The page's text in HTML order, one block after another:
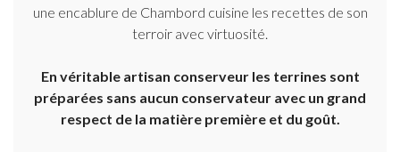
une encablure de Chambord cuisine les recettes de son
terroir avec virtuosité.
En véritable artisan conserveur les terrines sont
préparées sans aucun conservateur avec un grand
respect de la matière première et du goût.